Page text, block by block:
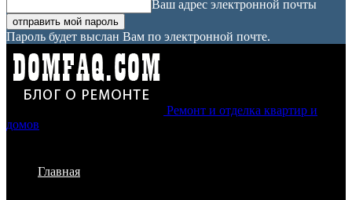
Ваш адрес электронной почты
Пароль будет выслан Вам по электронной почте.
Ремонт и отделка квартир и
домов
Главная